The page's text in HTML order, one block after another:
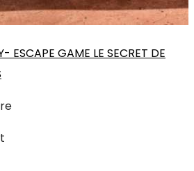
ESCAPE GAME LE SECRET DE